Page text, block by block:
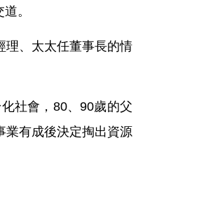
。
理、太太任董事長的情
社會，80、90歲的父
業有成後決定掏出資源